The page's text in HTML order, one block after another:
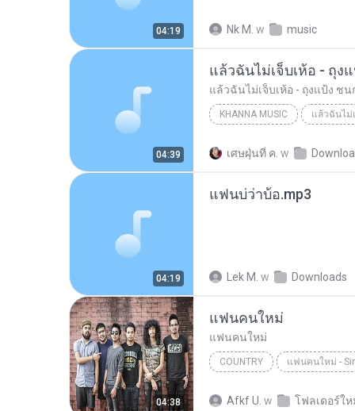
04:19 Nk M. w music
04:39
KHANNA MUSIC
เศษฝุ่นที่ ค. w
04:19
แฟนบ่ว่าบ้อ.mp3
Lek M. w Downloads
04:38
แฟนคนใหม่
แฟนคนใหม่
COUNTRY แฟนคนใหม่ -
Afkf U. w โฟลเดอร์ให